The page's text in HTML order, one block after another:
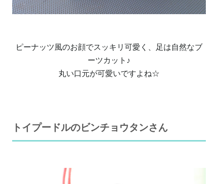
ピーナッツ風のお顔でスッキリ可愛く、足は自然なブ
ーツカット♪
丸い口元が可愛いですよね☆
トイプードルのビンチョウタンさん